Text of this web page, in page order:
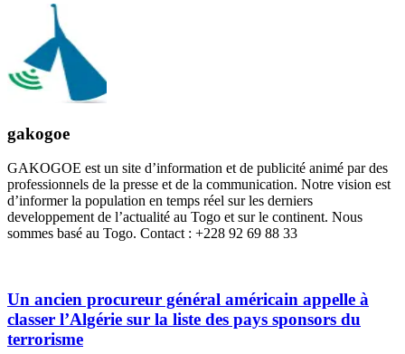
gakogoe
GAKOGOE est un site d’information et de publicité animé par des
professionnels de la presse et de la communication. Notre vision est
d’informer la population en temps réel sur les derniers
developpement de l’actualité au Togo et sur le continent. Nous
sommes basé au Togo. Contact : +228 92 69 88 33
Un ancien procureur général américain appelle à
classer l’Algérie sur la liste des pays sponsors du
terrorisme